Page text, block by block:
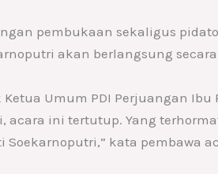
pembukaan sekaligus
akan berlangsung
Umum PDI Perjuangan Ibu
ini tertutup. Yang
kata pembawa